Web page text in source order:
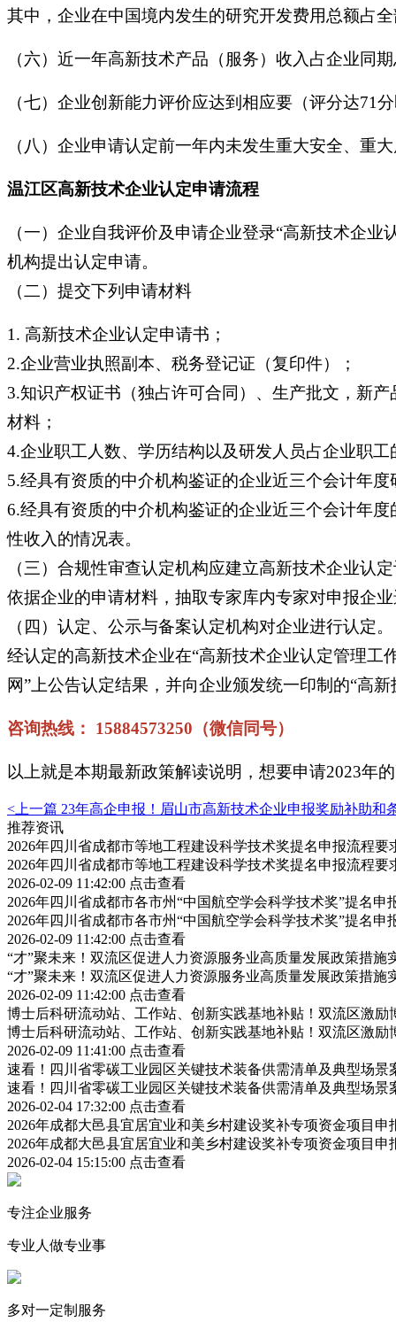
其中，企业在中国境内发生的研究开发费用总额占
（六）近一年高新技术产品（服务）收入占企业同
（七）企业创新能力评价应达到相应要（评分达71
（八）企业申请认定前一年内未发生重大安全、重
温江区高新技术企业认定申请流程
（一） 企业自我评价及申请企业登录“高新技术企业
机构提出认定申请。
（二）提交下列申请材料
1. 高新技术企业认定申请书；
2.企业营业执照副本、税务登记证（复印件）；
3.知识产权证书（独占许可合同）、生产批文，新
材料；
4.企业职工人数、学历结构以及研发人员占企业职工
5.经具有资质的中介机构鉴证的企业近三个会计年
6.经具有资质的中介机构鉴证的企业近三个会计年
性收入的情况表。
（三）合规性审查认定机构应建立高新技术企业认
依据企业的申请材料，抽取专家库内专家对申报企
（四）认定、公示与备案认定机构对企业进行认定。
经认定的高新技术企业在“高新技术企业认定管理工
网”上公告认定结果，并向企业颁发统一印制的“高
咨询热线： 15884573250（微信同号）
以上就是本期最新政策解读说明，想要申请2023年
<上一篇 23年高企申报！眉山市高新技术企业申报奖励补助和
推荐资讯
2026年四川省成都市等地工程建设科学技术奖提名申报流程
2026年四川省成都市等地工程建设科学技术奖提名申报流程
2026-02-09 11:42:00 点击查看
2026年四川省成都市各市州“中国航空学会科学技术奖”提名申
2026年四川省成都市各市州“中国航空学会科学技术奖”提名申
2026-02-09 11:42:00 点击查看
“才”聚未来！双流区促进人力资源服务业高质量发展政策措施
“才”聚未来！双流区促进人力资源服务业高质量发展政策措施
2026-02-09 11:42:00 点击查看
博士后科研流动站、工作站、创新实践基地补贴！双流区激
博士后科研流动站、工作站、创新实践基地补贴！双流区激
2026-02-09 11:41:00 点击查看
速看！四川省零碳工业园区关键技术装备供需清单及典型场
速看！四川省零碳工业园区关键技术装备供需清单及典型场
2026-02-04 17:32:00 点击查看
2026年成都大邑县宜居宜业和美乡村建设奖补专项资金项目
2026年成都大邑县宜居宜业和美乡村建设奖补专项资金项目
2026-02-04 15:15:00 点击查看
专注企业服务
专业人做专业事
多对一定制服务